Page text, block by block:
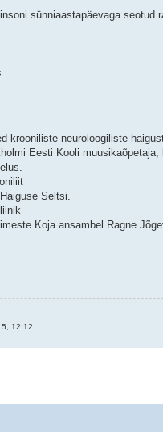
sünniaastapäevaga
krooniliste neuroloogiliste
Eesti Kooli
Seltsi.
Koja ansambel Ragne
12:12.